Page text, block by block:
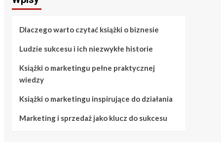
Dlaczego warto czytać książki o biznesie
Ludzie sukcesu i ich niezwykłe historie
Książki o marketingu pełne praktycznej
wiedzy
Książki o marketingu inspirujące do działania
Marketing i sprzedaż jako klucz do sukcesu